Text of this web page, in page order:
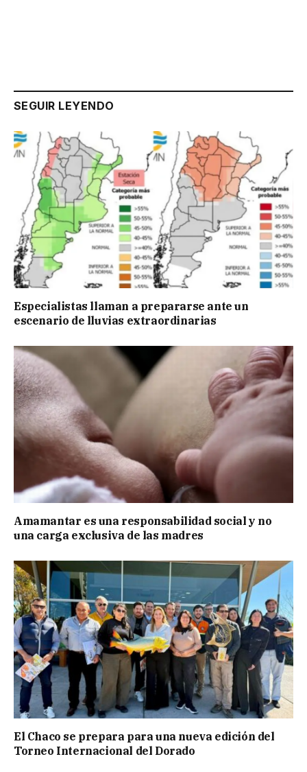
SEGUIR LEYENDO
Especialistas llaman a prepararse ante un
escenario de lluvias extraordinarias
Amamantar es una responsabilidad social y no
una carga exclusiva de las madres
El Chaco se prepara para una nueva edición del
Torneo Internacional del Dorado